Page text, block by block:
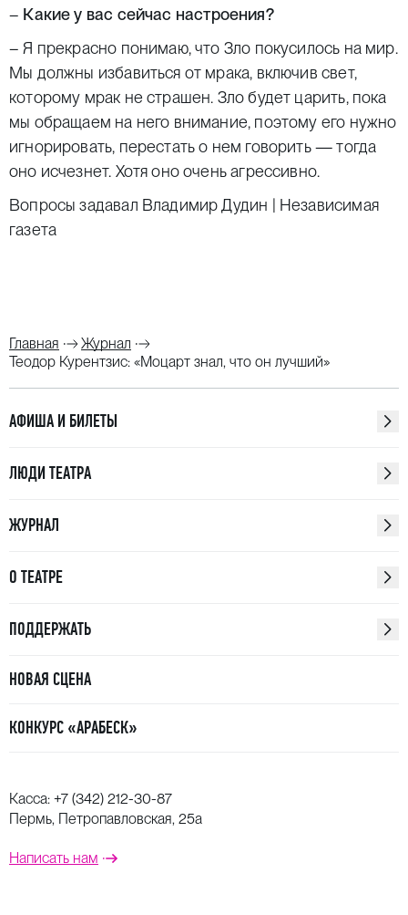
– Какие у вас сейчас настроения?
– Я прекрасно понимаю, что Зло покусилось на мир.
Мы должны избавиться от мрака, включив свет,
которому мрак не страшен. Зло будет царить, пока
мы обращаем на него внимание, поэтому его нужно
игнорировать, перестать о нем говорить — тогда
оно исчезнет. Хотя оно очень агрессивно.
Вопросы задавал Владимир Дудин | Независимая
газета
Главная
Журнал
Теодор Курентзис: «Моцарт знал, что он лучший»
АФИША И БИЛЕТЫ
ЛЮДИ ТЕАТРА
ЖУРНАЛ
О ТЕАТРЕ
ПОДДЕРЖАТЬ
НОВАЯ СЦЕНА
КОНКУРС «АРАБЕСК»
Касса: +7 (342) 212-30-87
Пермь, Петропавловская, 25а
Написать нам